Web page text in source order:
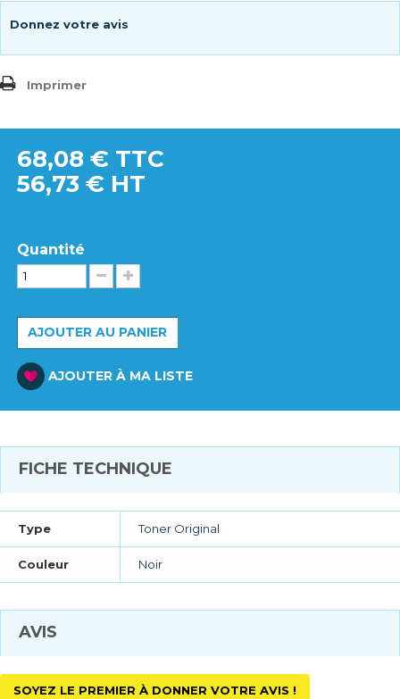
Donnez votre avis
Imprimer
68,08 € TTC
56,73 € HT
Quantité
AJOUTER AU PANIER
AJOUTER À MA LISTE
FICHE TECHNIQUE
Type Toner Original
Couleur Noir
AVIS
SOYEZ LE PREMIER À DONNER VOTRE AVIS !